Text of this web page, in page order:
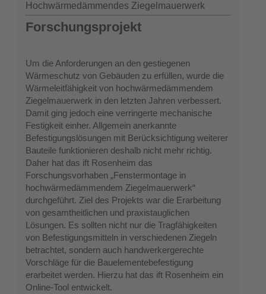
Hochwärmedämmendes Ziegelmauerwerk
Forschungsprojekt
Um die Anforderungen an den gestiegenen
Wärmeschutz von Gebäuden zu erfüllen, wurde die
Wärmeleitfähigkeit von hochwärmedämmendem
Ziegelmauerwerk in den letzten Jahren verbessert.
Damit ging jedoch eine verringerte mechanische
Festigkeit einher. Allgemein anerkannte
Befestigungslösungen mit Berücksichtigung weiterer
Bauteile funktionieren deshalb nicht mehr richtig.
Daher hat das ift Rosenheim das
Forschungsvorhaben „Fenstermontage in
hochwärmedämmendem Ziegelmauerwerk“
durchgeführt. Ziel des Projekts war die Erarbeitung
von gesamtheitlichen und praxistauglichen
Lösungen. Es sollten nicht nur die Tragfähigkeiten
von Befestigungsmitteln in verschiedenen Ziegeln
betrachtet, sondern auch handwerkergerechte
Vorschläge für die Bauelementebefestigung
erarbeitet werden. Hierzu hat das ift Rosenheim ein
Online-Tool entwickelt.